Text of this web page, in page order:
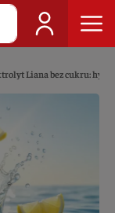
Liana bez cukru: